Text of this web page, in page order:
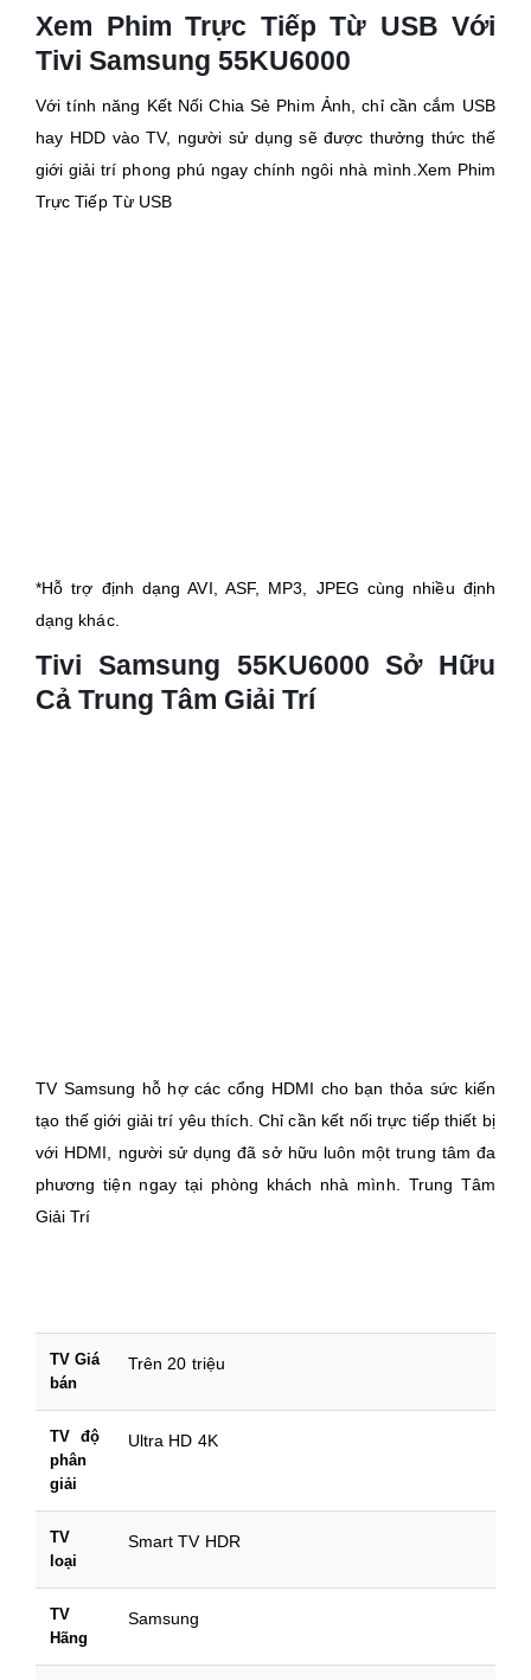
Xem Phim Trực Tiếp Từ USB Với
Tivi Samsung 55KU6000
Với tính năng Kết Nối Chia Sẻ Phim Ảnh, chỉ cần cắm USB
hay HDD vào TV, người sử dụng sẽ được thưởng thức thế
giới giải trí phong phú ngay chính ngôi nhà mình.Xem Phim
Trực Tiếp Từ USB
*Hỗ trợ định dạng AVI, ASF, MP3, JPEG cùng nhiều định
dạng khác.
Tivi Samsung 55KU6000 Sở Hữu
Cả Trung Tâm Giải Trí
TV Samsung hỗ hợ các cổng HDMI cho bạn thỏa sức kiến
tạo thế giới giải trí yêu thích. Chỉ cần kết nối trực tiếp thiết bị
với HDMI, người sử dụng đã sở hữu luôn một trung tâm đa
phương tiện ngay tại phòng khách nhà mình. Trung Tâm
Giải Trí
TV Giá
bán
Trên 20 triệu
TV độ
phân
giải
Ultra HD 4K
TV
loại
Smart TV HDR
TV
Hãng
Samsung